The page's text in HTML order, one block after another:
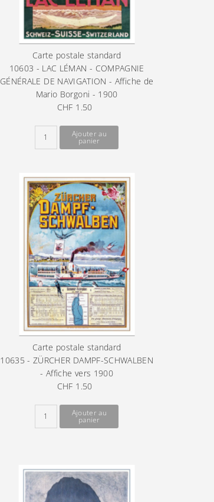
Carte postale standard
10603 - LAC LÉMAN - COMPAGNIE
GÉNÉRALE DE NAVIGATION - Affiche de
Mario Borgoni - 1900
Prix
CHF 1.50
Carte postale standard
10635 - ZÜRCHER DAMPF-SCHWALBEN
- Affiche vers 1900
Prix
CHF 1.50